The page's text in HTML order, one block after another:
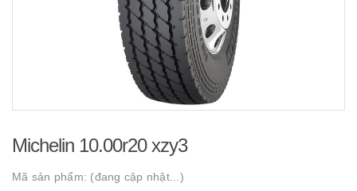
Michelin 10.00r20 xzy3
Mã sản phẩm: (đang cập nhật...)